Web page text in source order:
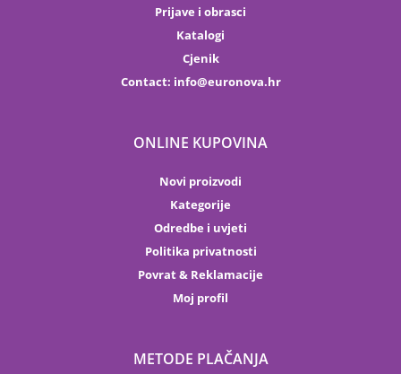
Prijave i obrasci
Katalogi
Cjenik
Contact: info euronova.hr
ONLINE KUPOVINA
Novi proizvodi
Kategorije
Odredbe i uvjeti
Politika privatnosti
Povrat & Reklamacije
Moj profil
METODE PLAČANJA